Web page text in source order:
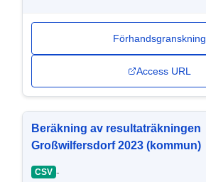
Förhandsgranskning
Access URL
Beräkning av resultaträkningen
Großwilfersdorf 2023 (kommun)
CSV -